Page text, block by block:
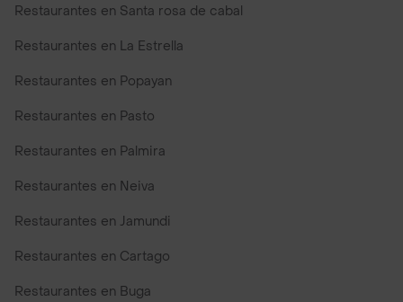
Restaurantes en Santa rosa de cabal
Restaurantes en La Estrella
Restaurantes en Popayan
Restaurantes en Pasto
Restaurantes en Palmira
Restaurantes en Neiva
Restaurantes en Jamundi
Restaurantes en Cartago
Restaurantes en Buga